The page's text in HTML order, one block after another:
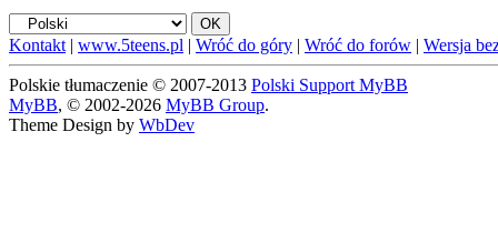
Kontakt | www.5teens.pl | Wróć do góry | Wróć do forów | Wersja
Polskie tłumaczenie © 2007-2013 Polski Support MyBB
MyBB, © 2002-2026 MyBB Group.
Theme Design by WbDev